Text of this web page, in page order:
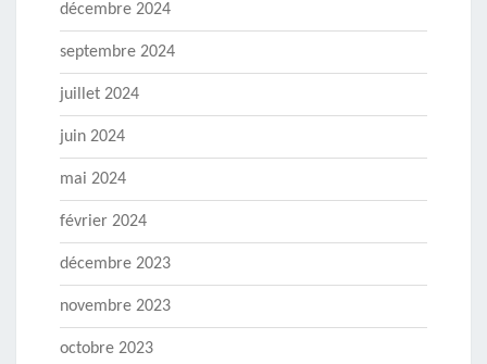
décembre 2024
septembre 2024
juillet 2024
juin 2024
mai 2024
février 2024
décembre 2023
novembre 2023
octobre 2023